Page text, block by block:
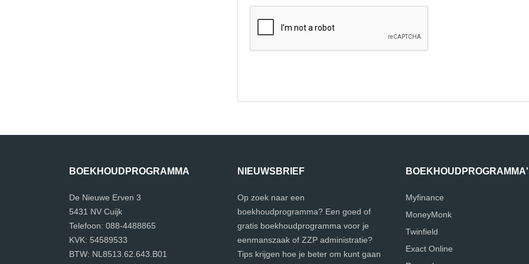
BOEKHOUDPROGRAMMA
De Nieuwe Erven 3
5431 NV Cuijk
Telefoon: 088-4488865
KVK: 54589533
BTW: NL8513.62.643.B01
NIEUWSBRIEF
Op zoek naar een
boekhoudprogramma? Een goed of
gratis boekhoudprogramma voor je
eenmanszaak of ZZP administratie?
Tips krijgen hoe je beter om kunt gaan
Myfinance
MoneyMonk
Twinfield
Exact Online